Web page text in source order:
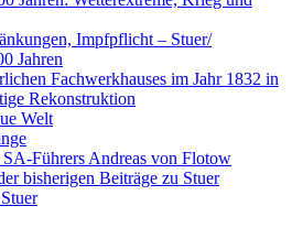
Impfpflicht – Stuer/
Jahren
Fachwerkhauses im Jahr 1832 in
Rekonstruktion
Welt
Führers Andreas von Flotow
bisherigen Beiträge zu Stuer